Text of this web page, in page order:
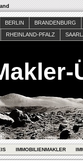
BERLIN
BRANDENBURG
RHEINLAND-PFALZ
IMMOBILIENMAKLER